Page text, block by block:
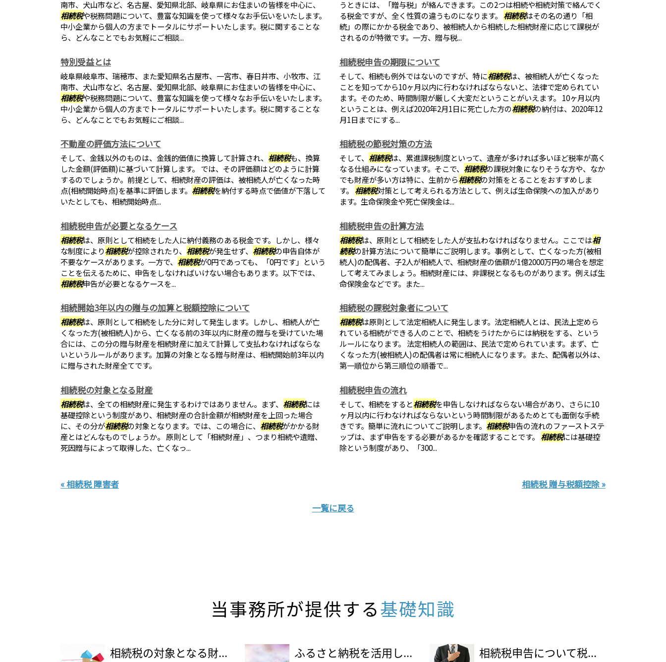
南市、犬山市など、名古屋、愛知県北部、岐阜県にお住まいの皆様を中心に、
相続税や税務問題について、豊富な知識を使って様々なお手伝いをいたします。
中小企業から個人の方までトータルにサポートいたします。税に関することな
ら、どんなことでもお気軽にご相談...
うときには、「贈与税」が絡んできます。この2つは相続や相続対策で絡んでく
る税金ですが、全く性質の違うものになります。 相続税はその名の通り「相
続」の際にかかる税金であり、被相続人から相続した相続財産に応じて課税が
されるのが特徴です。一方、贈与税...
特別受益とは
岐阜県岐阜市、瑞穂市、また愛知県名古屋市、一宮市、春日井市、小牧市、江
南市、犬山市など、名古屋、愛知県北部、岐阜県にお住まいの皆様を中心に、
相続税や税務問題について、豊富な知識を使って様々なお手伝いをいたします。
中小企業から個人の方までトータルにサポートいたします。税に関することな
ら、どんなことでもお気軽にご相談...
相続税申告の期限について
そして、相続も例外ではないのですが、特に相続税は、被相続人が亡くなった
ことを知ってから10ヶ月以内に行わなければならないと、法律で定められてい
ます。そのため、時間制限が厳しく大変だということがいえます。 10ヶ月以内
ということは、例えば2020年2月1日に死亡した方の相続税の納付は、2020年12
月1日までにする...
不動産の評価方法について
そして、金銭以外のものは、金銭的価値に換算して計算され、 相続税も、換算
した金額(評価額)に基づいて計算します。 では、その評価額はどのように計算
するのでしょうか。前提として、相続財産の評価は、被相続人が亡くなった時
点(相続開始時点)を基準に評価します。 相続税を納付する時点で価値が下落して
いたとしても、相続開始時点...
相続税の節税対策の方法
そして、 相続税は、累進課税制度といって、遺産が多ければ多いほど税率が高く
なる仕組みになっています。そこで、 相続税の課税対象になりそうな方や、なか
でも財産が多い方は特に、生前から相続税の対策をとることをおすすめしま
す。 相続税対策として考えられる方法として、例えば生命保険への加入があり
ます。生命保険金や死亡保険金は...
相続税申告が必要となるケース
相続税は、原則として相続をした人に納付義務のある税金です。しかし、様々
な制度により相続税が控除されたり、 相続税が発生せず、 相続税の申告自体が
不要なケースがあります。一方で、 相続税が0円であっても、「0円です」という
ことを伝えるために、申告をしなければいけない場合もあります。以下では、
相続税申告が必要となるケースを...
相続税申告の計算方法
相続税は、原則として相続をした人が支払わなければなりません。ここでは相
続税の計算方法について簡単にご説明します。事例として、亡くなった方(被相
続人)の配偶者、子2人が相続人で、相続財産の価額が1億2000万円の場合を想定
して考えてみましょう。相続財産には、非課税となるものがあります。例えば生
命保険金などです。また...
相続開始3年以内の贈与の加算と税額控除について
相続税は、原則として相続をした分に対して発生します。しかし、相続人が亡
くなった方(被相続人)から、亡くなる前の3年以内に財産の贈与を受けていた場
合には、この分の贈与財産を相続財産に加えて計算して支払わなければならな
いというルールがあります。加算の対象となる贈与財産は、相続開始前3年以内
に贈与された財産全てです。
相続税の課税対象者について
相続税は原則として法定相続人に発生します。法定相続人とは、民法上定めら
れている相続ができる人のことで、相続をうけたからには納税をする、という
ルールになります。 法定相続人の範囲は、民法で定められています。まず、亡
くなった方(被相続人)の配偶者は常に相続人になります。また、配偶者以外は、
第一順位から第三順位の順番で...
相続税の対象となる財産
相続税は、全ての相続財産に発生するわけではありません。まず、 相続税には
基礎控除という制度があり、相続財産の合計金額が相続財産を上回った場合
に、その分が相続税の対象となります。では、この場合に、 相続税がかかる財
産とはどんなものでしょうか。 原則として「相続財産」、つまり相続や遺贈、
死因贈与によって取得した、亡くなっ...
相続税申告の流れ
そして、相続をすると相続税を申告しなければならない場合があり、さらに10
ヶ月以内に行わなければならないという時間制限があるためとても面倒な手続
きです。簡単に流れについてご説明します。 相続税申告の流れのファーストステ
ップは、まず申告をする必要があるかを確認することです。 相続税には基礎控
除という制度があり、「300...
« 相続税 障害者
相続税 贈与税額控除 »
一覧に戻る
当事務所が提供する基礎知識
相続税の対象となる財... ふるさと納税を活用し... 相続税申告について税...